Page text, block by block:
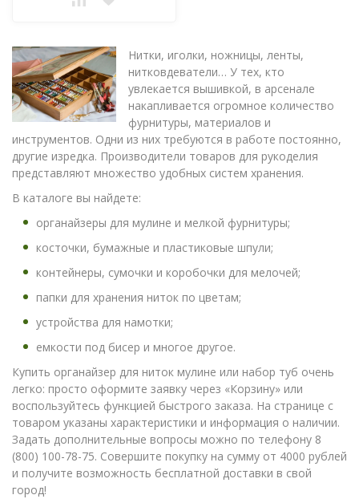
Нитки, иголки, ножницы, ленты,
нитковдеватели… У тех, кто
увлекается вышивкой, в арсенале
накапливается огромное количество
фурнитуры, материалов и
инструментов. Одни из них требуются в работе постоянно,
другие изредка. Производители товаров для рукоделия
представляют множество удобных систем хранения.
В каталоге вы найдете:
органайзеры для мулине и мелкой фурнитуры;
косточки, бумажные и пластиковые шпули;
контейнеры, сумочки и коробочки для мелочей;
папки для хранения ниток по цветам;
устройства для намотки;
емкости под бисер и многое другое.
Купить органайзер для ниток мулине или набор туб очень
легко: просто оформите заявку через «Корзину» или
воспользуйтесь функцией быстрого заказа. На странице с
товаром указаны характеристики и информация о наличии.
Задать дополнительные вопросы можно по телефону 8
(800) 100-78-75. Совершите покупку на сумму от 4000 рублей
и получите возможность бесплатной доставки в свой
город!